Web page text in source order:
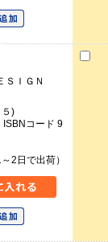
ＩＧＮ
５)
コード 9
2日で出荷）